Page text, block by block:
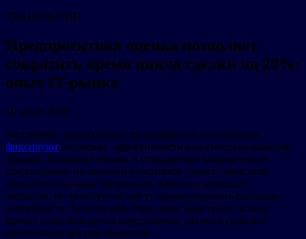
ТЕХНОЛОГИИ
Предпроектная оценка позволяет
сократить время цикла сделки на 20%:
опыт IT-рынка
10 июня 2026
Российские разработчики программного обеспечения
фиксируют снижение эффективности классических каналов
продаж. Холодные звонки и стандартные коммерческие
предложения, по оценкам участников рынка, перестали
приносить прежние результаты. Клиенты приходят с
запросом, но зачастую не могут сформулировать реальные
потребности. Если разработчик сразу приступает к коду,
проект сопровождается переделками, сдвигом сроков и
неизбежным ростом бюджетов.